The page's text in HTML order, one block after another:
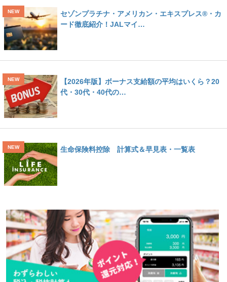
セゾンプラチナ・アメリカン・エキスプレス®・カ
ード徹底紹介！JALマイ…
【2026年版】ボーナス支給額の平均はいくら？20
代・30代・40代の…
生命保険料控除 計算式＆早見表・一覧表